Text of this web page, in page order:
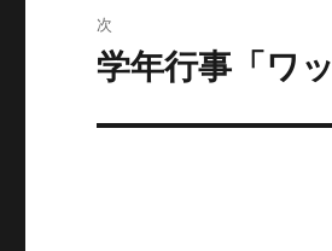
稿
次
次
投
学年行事「ワ